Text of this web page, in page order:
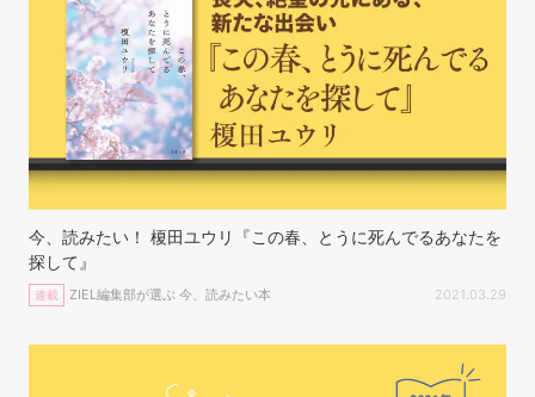
今、読みたい！ 榎田ユウリ『この春、とうに死んでるあなたを
探して』
連載 ZIEL編集部が選ぶ 今、読みたい本 2021.03.29